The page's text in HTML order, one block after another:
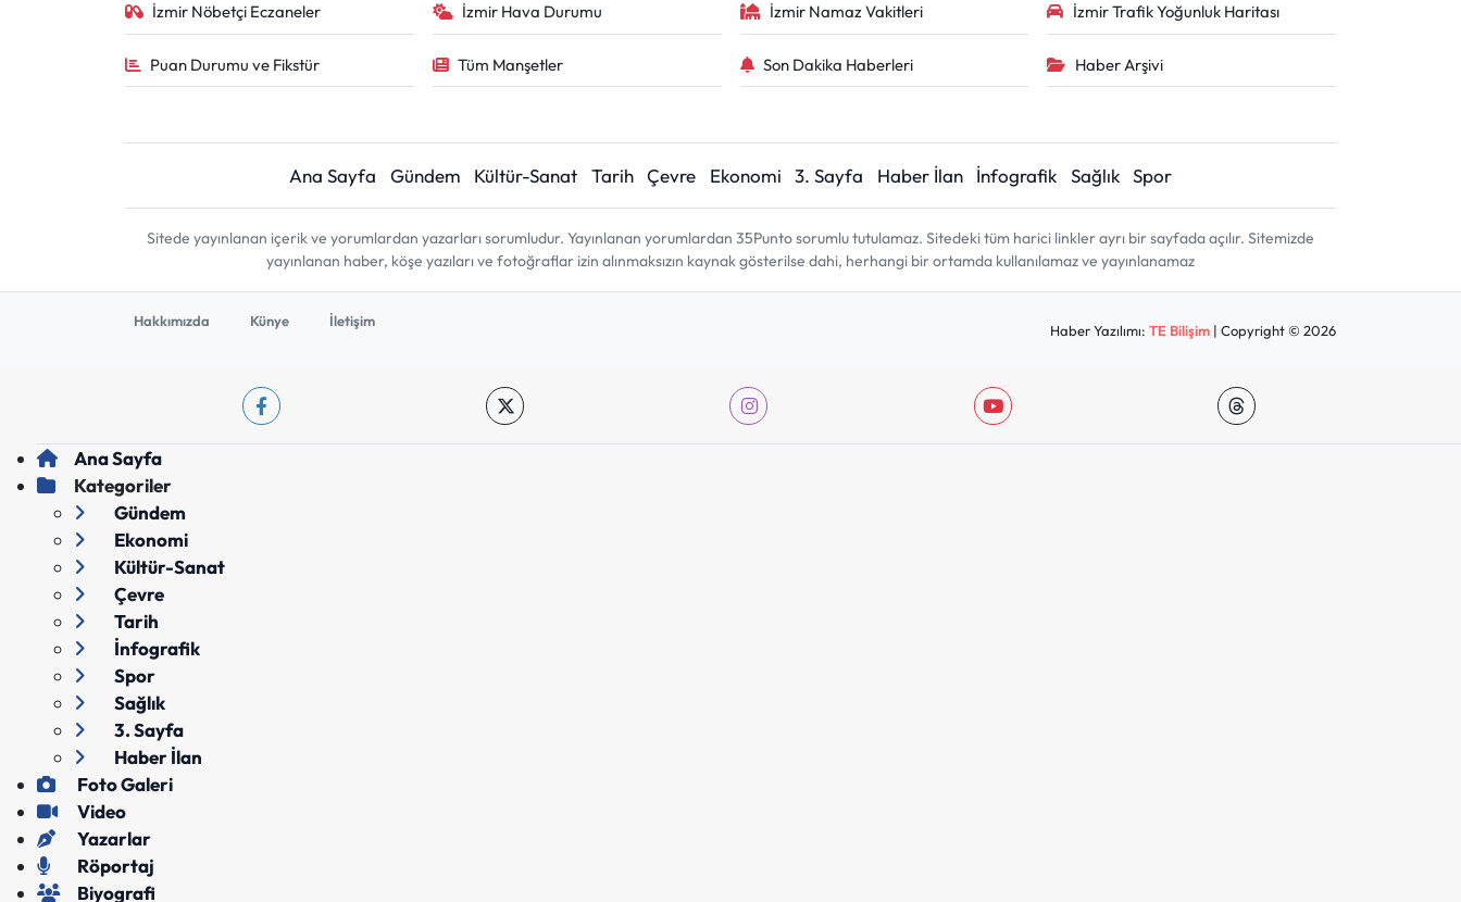
İzmir Nöbetçi Eczaneler İzmir Hava Durumu İzmir Namaz Vakitleri İzmir Trafik Yoğunluk Haritası
Puan Durumu ve Fikstür Tüm Manşetler Son Dakika Haberleri Haber Arşivi
Ana Sayfa Gündem Kültür-Sanat Tarih Çevre Ekonomi 3. Sayfa Haber İlan İnfografik Sağlık Spor
Sitede yayınlanan içerik ve yorumlardan yazarları sorumludur. Yayınlanan yorumlardan 35Punto sorumlu tutulamaz. Sitedeki tüm harici linkler ayrı bir sayfada açılır. Sitemizde
yayınlanan haber, köşe yazıları ve fotoğraflar izin alınmaksızın kaynak gösterilse dahi, herhangi bir ortamda kullanılamaz ve yayınlanamaz
Hakkımızda Künye İletişim
Haber Yazılımı:TE Bilişim | Copyright © 2026
Ana Sayfa
Kategoriler
Gündem
Ekonomi
Kültür-Sanat
Çevre
Tarih
İnfografik
Spor
Sağlık
3. Sayfa
Haber İlan
Foto Galeri
Video
Yazarlar
Röportaj
Biyografi